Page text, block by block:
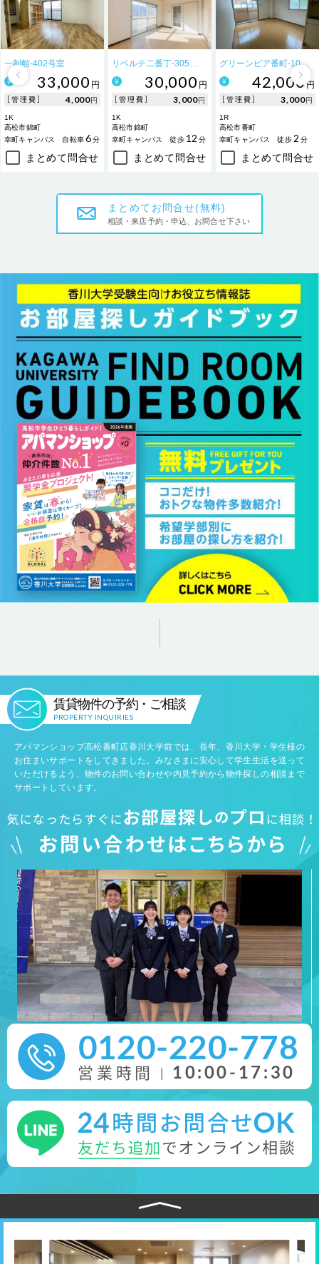
一刻館-402号室
33,000 円
［管理費］ 4,000円
1K
高松市錦町
幸町キャンパス
自転車 6 分
まとめて問合せ
30,000 円
［管理費］ 3,000円
1K
高松市錦町
幸町キャンパス
徒歩 12 分
まとめて問合せ
グリーンピア番町-101号室
42,000 円
［管理費］ 3,000円
1R
高松市番町
幸町キャンパス
徒歩 2 分
まとめて問合せ
まとめてお問合せ(無料)
相談・来店予約・申込、お問合せ下さい
賃貸物件の予約・ご相談
PROPERTY INQUIRIES
アパマンショップ高松番町店香川大学前では、長年、香川大学・学生様の
お住まいサポートをしてきました。みなさまに安心して学生生活を送って
いただけるよう、物件のお問い合わせや内見予約から物件探しの相談まで
サポートしています。